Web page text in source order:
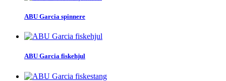
ABU Garcia spinnere
ABU Garcia fiskehjul